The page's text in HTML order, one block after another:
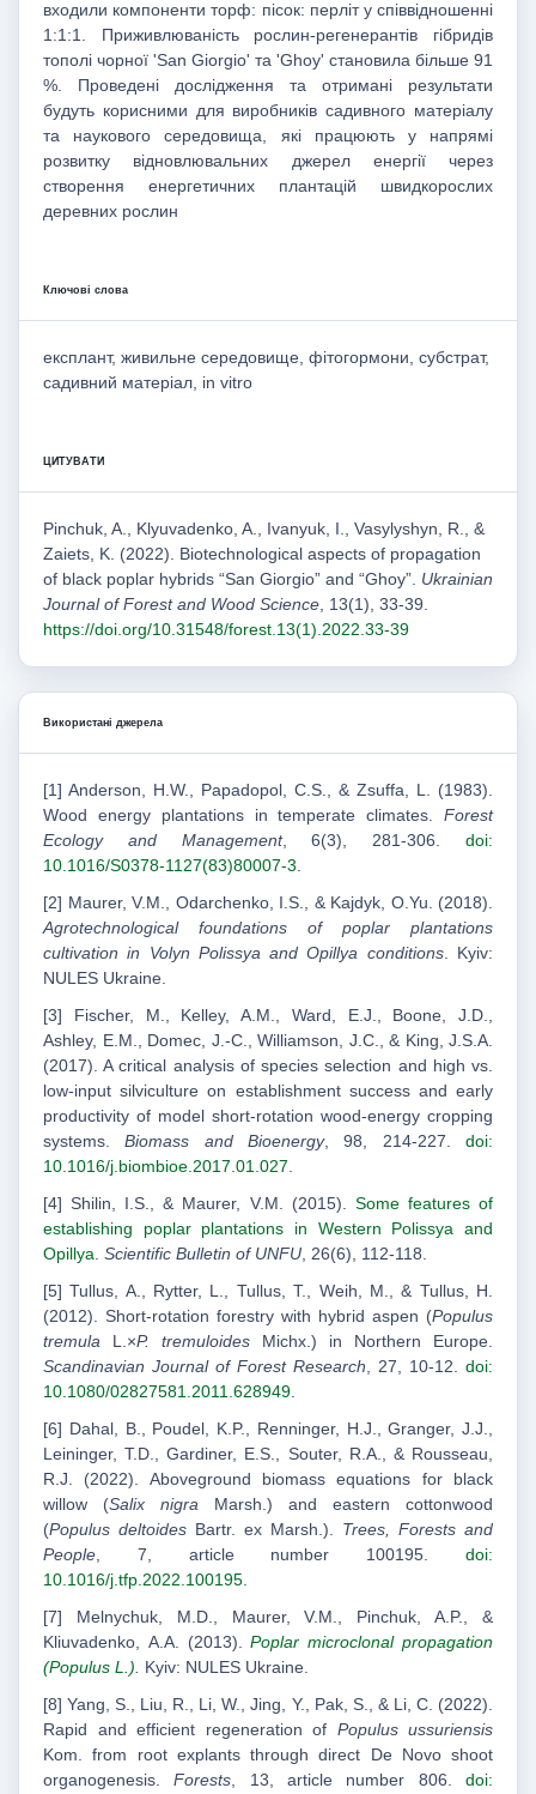
входили компоненти торф: пісок: перліт у співвідношенні
1:1:1. Приживлюваність рослин-регенерантів гібридів
тополі чорної 'San Giorgio' та 'Ghoy' становила більше 91
%. Проведені дослідження та отримані результати
будуть корисними для виробників садивного матеріалу
та наукового середовища, які працюють у напрямі
розвитку відновлювальних джерел енергії через
створення енергетичних плантацій швидкорослих
деревних рослин
Ключові слова
експлант, живильне середовище, фітогормони, субстрат,
садивний матеріал, in vitro
ЦИТУВАТИ
Pinchuk, A., Klyuvadenko, A., Ivanyuk, I., Vasylyshyn, R., &
Zaiets, K. (2022). Biotechnological aspects of propagation
of black poplar hybrids “San Giorgio” and “Ghoy”. Ukrainian
Journal of Forest and Wood Science, 13(1), 33-39.
https://doi.org/10.31548/forest.13(1).2022.33-39
Використані джерела
[1] Anderson, H.W., Papadopol, C.S., & Zsuffa, L. (1983).
Wood energy plantations in temperate climates. Forest
Ecology and Management, 6(3), 281-306.doi:
10.1016/S0378-1127(83)80007-3.
[2] Maurer, V.M., Odarchenko, I.S., & Kajdyk, О.Yu. (2018).
Agrotechnological foundations of poplar plantations
cultivation in Volyn Polissya and Opillya conditions. Kyiv:
NULES Ukraine.
[3] Fischer, M., Kelley, A.M., Ward, E.J., Boone, J.D.,
Ashley, E.M., Domec, J.-C., Williamson, J.C., & King, J.S.A.
(2017). A critical analysis of species selection and high vs.
low-input silviculture on establishment success and early
productivity of model short-rotation wood-energy cropping
systems.Biomass and Bioenergy, 98, 214-227.doi:
10.1016/j.biombioe.2017.01.027.
[4] Shilin, I.S., & Maurer, V.M. (2015). Some features of
establishing poplar plantations in Western Polissya and
Opillya. Scientific Bulletin of UNFU, 26(6), 112-118.
[5] Tullus, A., Rytter, L., Tullus, T., Weih, M., & Tullus, H.
(2012). Short-rotation forestry with hybrid aspen (Populus
tremula L.×P. tremuloides Michx.) in Northern Europe.
Scandinavian Journal of Forest Research, 27, 10-12. doi:
10.1080/02827581.2011.628949.
[6] Dahal, B., Poudel, K.P., Renninger, H.J., Granger, J.J.,
Leininger, T.D., Gardiner, E.S., Souter, R.A., & Rousseau,
R.J. (2022). Aboveground biomass equations for black
willow (Salix nigra Marsh.) and eastern cottonwood
(Populus deltoides Bartr. ex Marsh.). Trees, Forests and
People, 7, article number 100195. doi:
10.1016/j.tfp.2022.100195.
[7] Melnychuk, M.D., Maurer, V.M., Pinchuk, A.P., &
Kliuvadenko, А.А. (2013).Poplar microclonal propagation
(Populus L.). Kyiv: NULES Ukraine.
[8] Yang, S., Liu, R., Li, W., Jing, Y., Pak, S., & Li, C. (2022).
Rapid and efficient regeneration of Populus ussuriensis
Kom. from root explants through direct De Novo shoot
organogenesis.Forests, 13, article number 806.doi: